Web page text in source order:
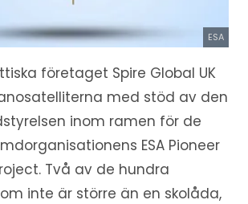
ESA
företaget Spire Global UK
med stöd av den
inom ramen för de
ESA Pioneer
Två av de hundra
inte är större än en skolåda,